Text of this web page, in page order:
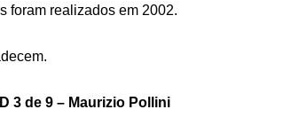
foram realizados em 2002.
3 de 9 – Maurizio Pollini